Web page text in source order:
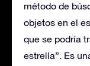
método de
objetos en el
que se podría
estrella”. Es